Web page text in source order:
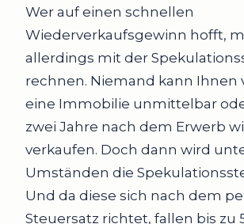
Wer auf einen schnellen
Wiederverkaufsgewinn hofft,
allerdings mit der
rechnen. Niemand kann Ihnen
eine Immobilie unmittelbar
zwei Jahre nach dem Erwerb
verkaufen. Doch dann wird
Umständen die
Und da diese sich nach dem
Steuersatz richtet, fallen bis zu